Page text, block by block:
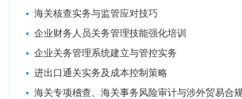
海关核查实务与监管应对技巧
企业财务人员关务管理技能强化培训
企业关务管理系统建立与管控实务
进出口通关实务及成本控制策略
海关专项稽查、海关事务风险审计与涉外贸易合